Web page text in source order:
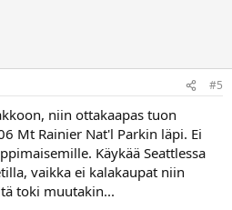
#5
niin ottakaapas tuon
Mt Rainier Nat'l Parkin läpi. Ei
Käykää Seattlessa
vaikka ei kalakaupat niin
toki muutakin...